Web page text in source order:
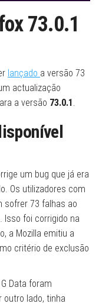
73.0.1
lançado a versão 73
actualização
a versão 73.0.1 .
um bug que já era
Os utilizadores com
sofrer 73 falhas ao
Isso foi corrigido na
a Mozilla emitiu a
critério de exclusão
Data foram
outro lado, tinha